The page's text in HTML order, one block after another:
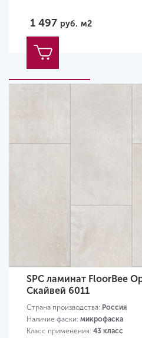
1 497 руб. м2
SPC ламинат FloorBee
Скайвей 6011
Страна производства: Россия
Наличие фаски: микрофаска
Класс применения: 43 класс